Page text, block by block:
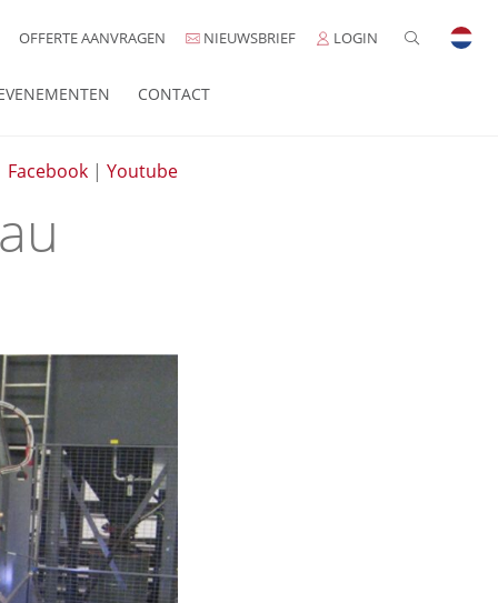
OFFERTE AANVRAGEN NIEUWSBRIEF LOGIN
CONTACT
Facebook | Youtube